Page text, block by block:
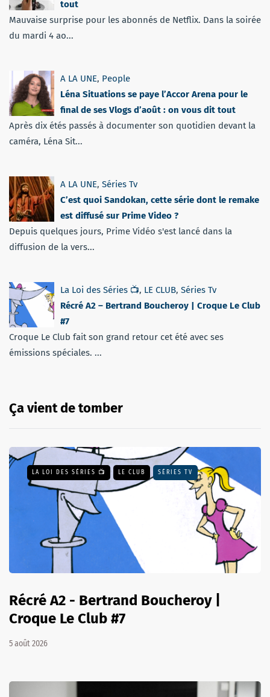
tout
Mauvaise surprise pour les abonnés de Netflix. Dans la soirée
du mardi 4 ao...
A LA UNE, People
Léna Situations se paye l’Accor Arena pour le
final de ses Vlogs d’août : on vous dit tout
Après dix étés passés à documenter son quotidien devant la
caméra, Léna Sit...
A LA UNE, Séries Tv
C’est quoi Sandokan, cette série dont le remake
est diffusé sur Prime Video ?
Depuis quelques jours, Prime Vidéo s'est lancé dans la
diffusion de la vers...
La Loi des Séries 📺, LE CLUB, Séries Tv
Récré A2 – Bertrand Boucheroy | Croque Le Club
#7
Croque Le Club fait son grand retour cet été avec ses
émissions spéciales. ...
Ça vient de tomber
LA LOI DES SÉRIES 📺 LE CLUB SÉRIES TV
Récré A2 - Bertrand Boucheroy |
Croque Le Club #7
5 août 2026